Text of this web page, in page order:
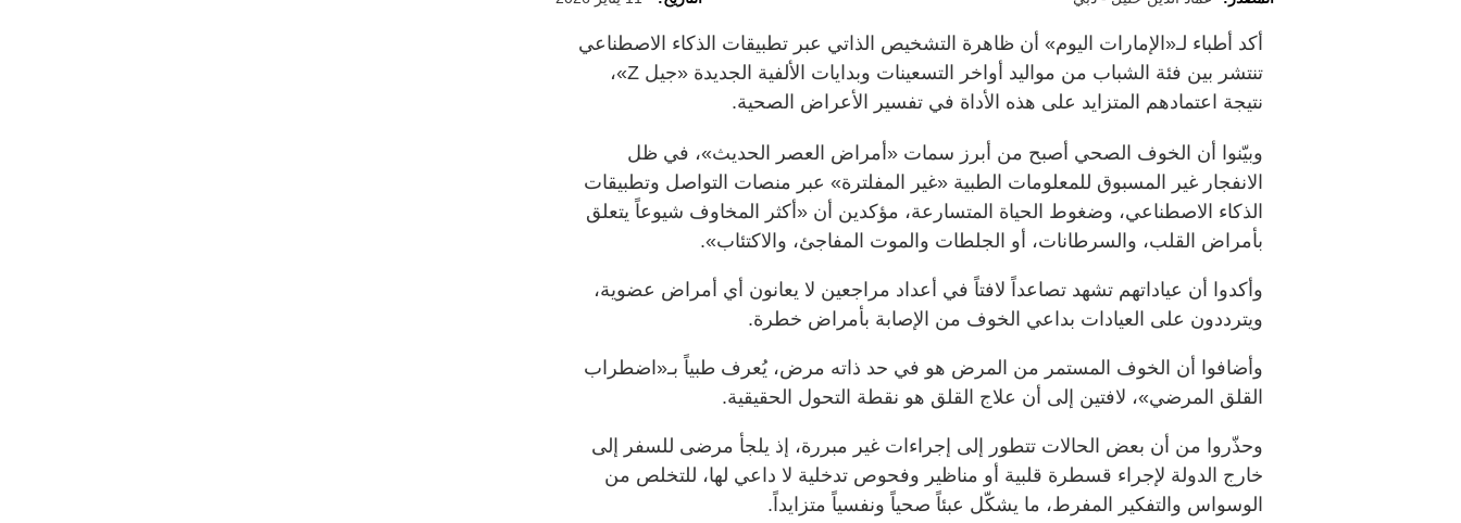
أكد أطباء لـ«الإمارات اليوم» أن ظاهرة التشخيص الذاتي عبر تطبيقات الذكاء الاصطناعي
تنتشر بين فئة الشباب من مواليد أواخر التسعينات وبدايات الألفية الجديدة «جيل Z»،
نتيجة اعتمادهم المتزايد على هذه الأداة في تفسير الأعراض الصحية.
وبيّنوا أن الخوف الصحي أصبح من أبرز سمات «أمراض العصر الحديث»، في ظل
الانفجار غير المسبوق للمعلومات الطبية «غير المفلترة» عبر منصات التواصل وتطبيقات
الذكاء الاصطناعي، وضغوط الحياة المتسارعة، مؤكدين أن «أكثر المخاوف شيوعاً يتعلق
بأمراض القلب، والسرطانات، أو الجلطات والموت المفاجئ، والاكتئاب».
وأكدوا أن عياداتهم تشهد تصاعداً لافتاً في أعداد مراجعين لا يعانون أي أمراض عضوية،
ويترددون على العيادات بداعي الخوف من الإصابة بأمراض خطرة.
وأضافوا أن الخوف المستمر من المرض هو في حد ذاته مرض، يُعرف طبياً بـ«اضطراب
القلق المرضي»، لافتين إلى أن علاج القلق هو نقطة التحول الحقيقية.
وحذّروا من أن بعض الحالات تتطور إلى إجراءات غير مبررة، إذ يلجأ مرضى للسفر إلى
خارج الدولة لإجراء قسطرة قلبية أو مناظير وفحوص تدخلية لا داعي لها، للتخلص من
الوسواس والتفكير المفرط، ما يشكّل عبئاً صحياً ونفسياً متزايداً.